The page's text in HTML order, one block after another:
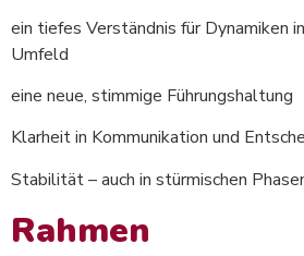
ein tiefes Verständnis für Dynamiken
Umfeld
eine neue, stimmige Führungshaltung
Klarheit in Kommunikation und
Stabilität – auch in stürmischen
Rahmen